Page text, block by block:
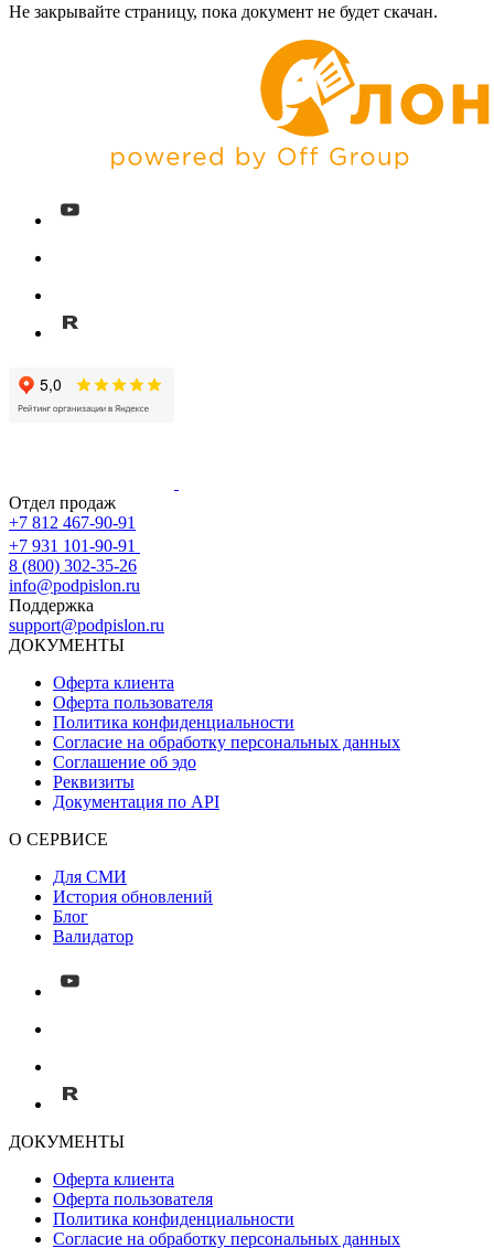
Не закрывайте страницу, пока документ не будет скачан.
Отдел продаж
+7 812 467-90-91
+7 931 101-90-91
8 (800) 302-35-26
info@podpislon.ru
Поддержка
support@podpislon.ru
ДОКУМЕНТЫ
Оферта клиента
Оферта пользователя
Политика конфиденциальности
Согласие на обработку персональных данных
Соглашение об эдо
Реквизиты
Документация по API
О СЕРВИСЕ
Для СМИ
История обновлений
Блог
Валидатор
ДОКУМЕНТЫ
Оферта клиента
Оферта пользователя
Политика конфиденциальности
Согласие на обработку персональных данных